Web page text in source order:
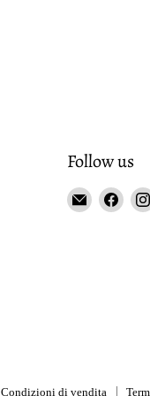
Follow us
EmailFind
Condizioni di vendita